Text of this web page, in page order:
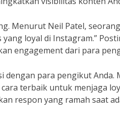
Menurut Neil Patel,
loyal di Instagram.”
engagement dari para
para pengikut Anda.
terbaik untuk menjaga
respon yang ramah saat